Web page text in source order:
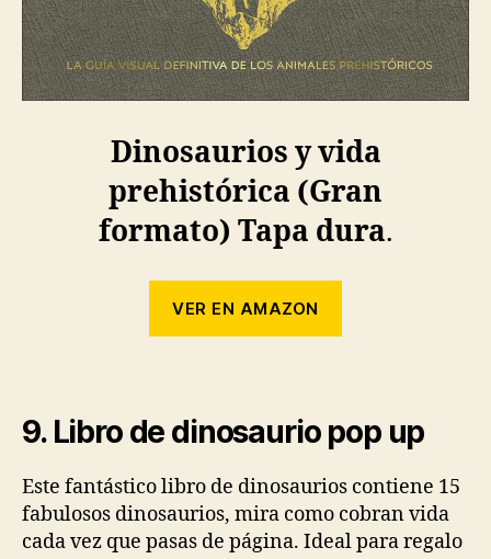
Dinosaurios y vida
prehistórica (Gran
formato) Tapa dura.
VER EN AMAZON
9. Libro de dinosaurio pop up
Este fantástico libro de dinosaurios contiene 15
fabulosos dinosaurios, mira como cobran vida
cada vez que pasas de página. Ideal para regalo